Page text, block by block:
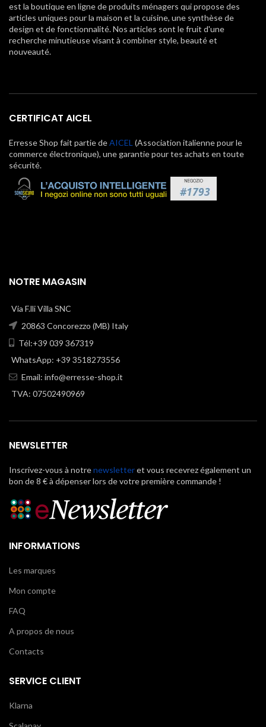
est la boutique en ligne de produits ménagers qui propose des
articles uniques pour la maison et la cuisine, une synthèse de
design et de fonctionnalité. Nos articles sont le fruit d'une
recherche minutieuse visant à combiner style, beauté et
nouveauté.
CERTIFICAT AICEL
Erresse Shop fait partie deAICEL (Association italienne pour le
commerce électronique), une garantie pour tes achats en toute
sécurité.
NOTRE MAGASIN
Via F.lli Villa SNC
20863 Concorezzo (MB) Italy
Tél:+39 039 367319
WhatsApp: +39 3518273556
Email: info@erresse-shop.it
TVA: 07502490969
NEWSLETTER
Inscrivez-vous à notrenewsletteret vous recevrez également un
bon de 8 € à dépenser lors de votre première commande !
INFORMATIONS
Les marques
Mon compte
FAQ
A propos de nous
Contacts
SERVICE CLIENT
Klarna